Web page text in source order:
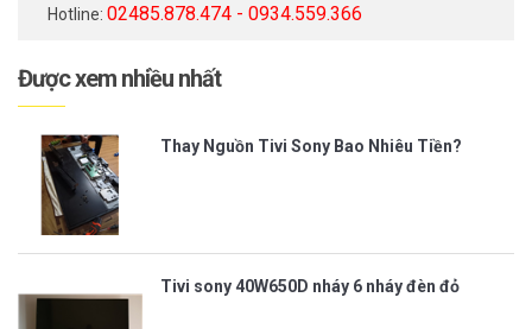
Hotline: 02485.878.474 - 0934.559.366
Được xem nhiều nhất
Thay Nguồn Tivi Sony Bao Nhiêu Tiền?
Tivi sony 40W650D nháy 6 nháy đèn đỏ